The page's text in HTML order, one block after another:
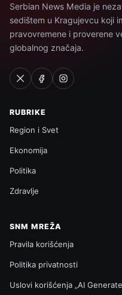
Serbian News Media je
sedištem u Kragujevcu koji
pravovremene i proverene
globalnog značaja.
RUBRIKE
Region i Svet
Ekonomija
Politika
Zdravlje
SNM MREŽA
Pravila korišćenja
Politika privatnosti
Uslovi korišćenja „AI